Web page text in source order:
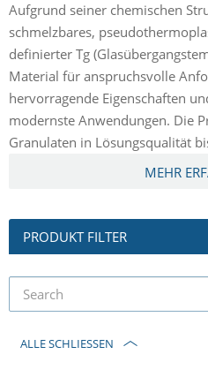
Aufgrund seiner chemischen
schmelzbares,
definierter Tg
Material für anspruchsvolle
hervorragende Eigenschaften
modernste Anwendungen. Die
Granulaten in Lösungsqualität
MEHR
PRODUKT FILTER
filterALLE SCHLIESSEN